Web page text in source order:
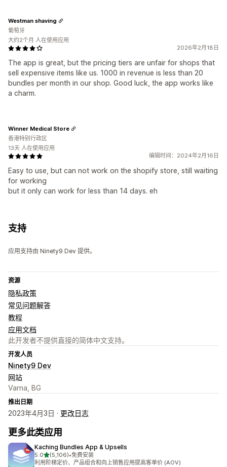
2026年2月18日
The app is great, but the pricing tiers are unfair for shops that
sell expensive items like us. 1000 in revenue is less than 20
bundles per month in our shop. Good luck, the app works like
a charm.
Westman shaving
葡萄牙
大约2个月 人在使用应用
编辑时间：2024年2月16日
Easy to use, but can not work on the shopify store, still waiting
for working
but it only can work for less than 14 days. eh
Winner Medical Store
香港特别行政区
13天 人在使用应用
支持
应用支持由 Ninety9 Dev 提供。
资源
隐私政策
常见问题解答
教程
应用文档
此开发者不提供直接的简体中文支持。
开发人员
Ninety9 Dev
网站
Varna, BG
推出日期
2023年4月3日 · 更改日志
更多此类应用
Kaching Bundles App & Upsells
5.0星（满分 5 星）
(5,106)
总共 5106 条评论
•免费安装
利用阶梯定价、产品组合和向上销售应用提高客单价 (AOV)